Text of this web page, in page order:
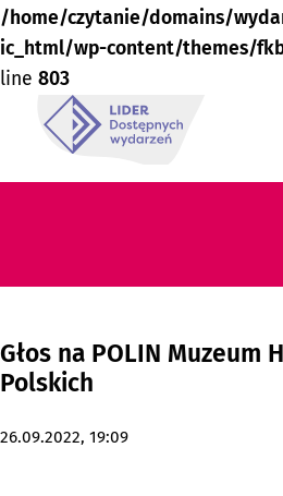
/home/czytanie/domains/
ic_html/wp-content/themes/
line 803
Przejdź do menu dostępności
Przejdź do treści
Przejdź do stopki
Głos na POLIN Muzeum
Polskich
26.09.2022, godz.
19:09